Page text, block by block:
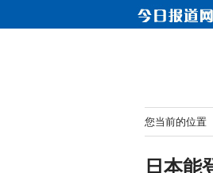
您当前的位置
日本能